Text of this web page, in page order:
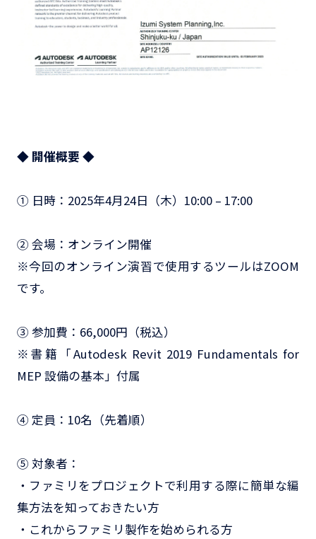
◆ 開催概要 ◆
① 日時：2025年4月24日（木）10:00 – 17:00
② 会場：オンライン開催
※今回のオンライン演習で使用するツールはZOOM
です。
③ 参加費：66,000円（税込）
※書籍「Autodesk Revit 2019 Fundamentals for
MEP 設備の基本」付属
④ 定員：10名（先着順）
⑤ 対象者：
・ファミリをプロジェクトで利用する際に簡単な編
集方法を知っておきたい方
・これからファミリ製作を始められる方